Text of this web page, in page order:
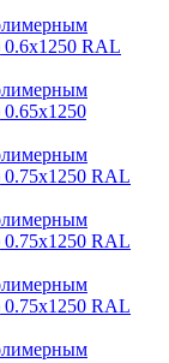
RAL
RAL
RAL
RAL